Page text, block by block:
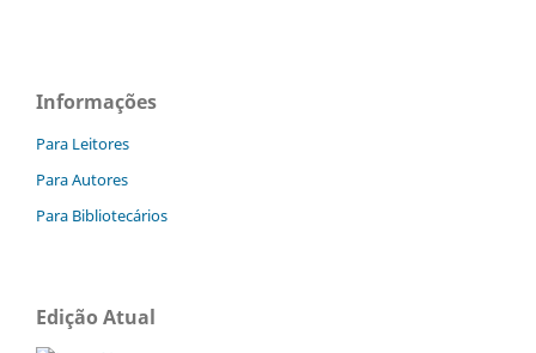
Informações
Para Leitores
Para Autores
Para Bibliotecários
Edição Atual